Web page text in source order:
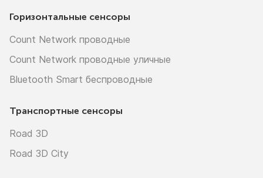
Горизонтальные сенсоры
Count Network проводные
Count Network проводные уличные
Bluetooth Smart беспроводные
Транспортные сенсоры
Road 3D
Road 3D City